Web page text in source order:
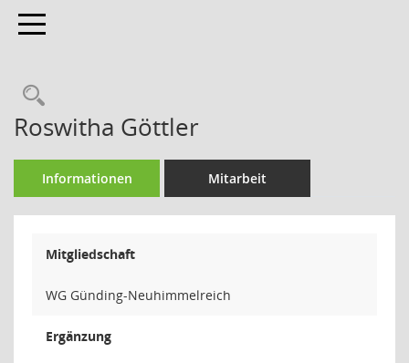
Toggle navigation
Rechercheauswahl
Roswitha Göttler
Informationen Mitarbeit
Mitgliedschaft
WG Günding-Neuhimmelreich
Ergänzung